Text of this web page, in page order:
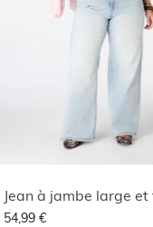
54,99 €